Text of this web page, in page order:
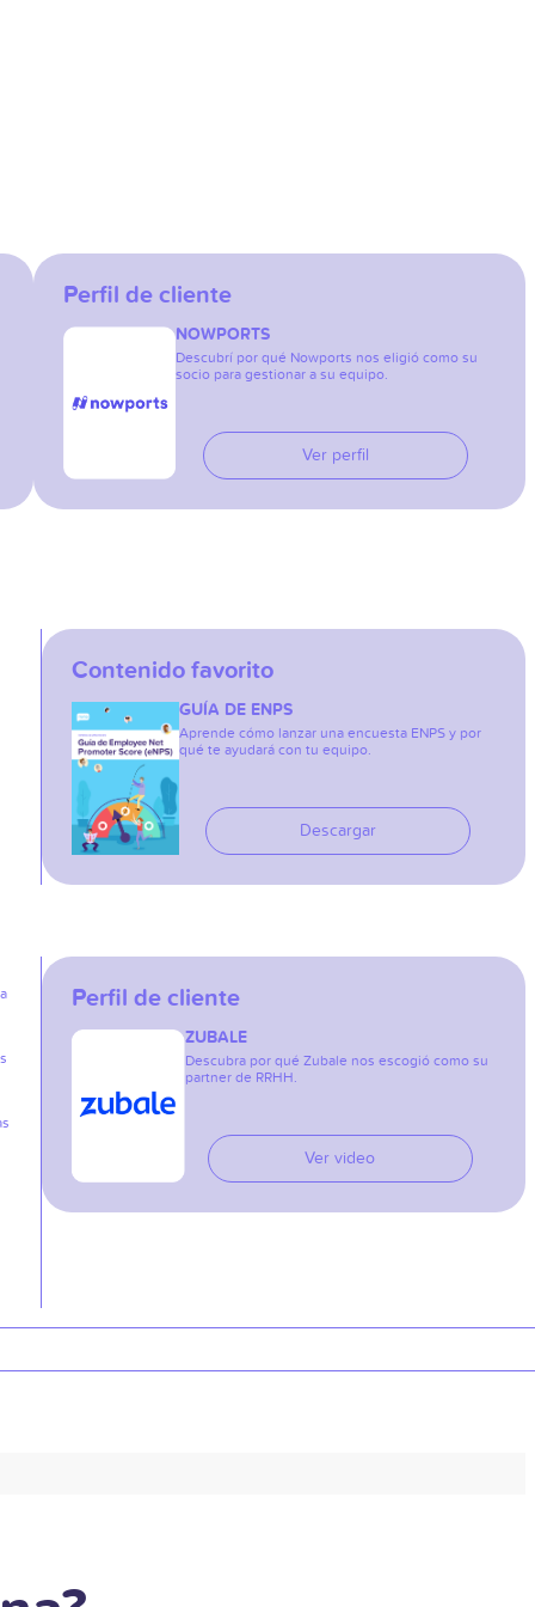
Perfil de cliente
NOWPORTS
Descubrí por qué Nowports nos eligió como su
socio para gestionar a su equipo.
Ver perfil
Contenido favorito
GUÍA DE ENPS
Aprende cómo lanzar una encuesta ENPS y por
qué te ayudará con tu equipo.
Descargar
Perfil de cliente
ZUBALE
Descubra por qué Zubale nos escogió como su
partner de RRHH.
Ver video